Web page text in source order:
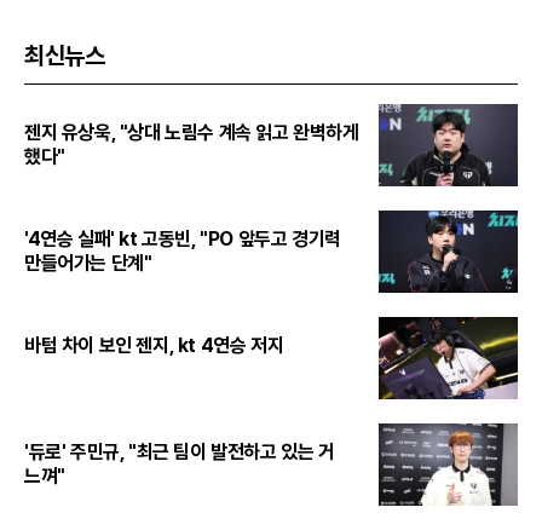
최신뉴스
젠지 유상욱, "상대 노림수 계속 읽고 완벽하게
했다"
'4연승 실패' kt 고동빈, "PO 앞두고 경기력
만들어가는 단계"
바텀 차이 보인 젠지, kt 4연승 저지
'듀로' 주민규, "최근 팀이 발전하고 있는 거
느껴"